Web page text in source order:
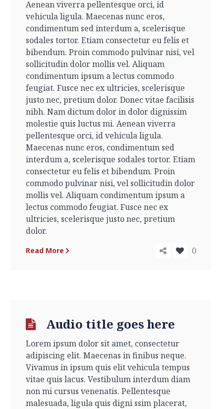
Aenean viverra pellentesque orci, id
vehicula ligula. Maecenas nunc eros,
condimentum sed interdum a, scelerisque
sodales tortor. Etiam consectetur eu felis et
bibendum. Proin commodo pulvinar nisi, vel
sollicitudin dolor mollis vel. Aliquam
condimentum ipsum a lectus commodo
feugiat. Fusce nec ex ultricies, scelerisque
justo nec, pretium dolor.Donec vitae facilisis
nibh. Nam dictum dolor in dolor dignissim
molestie quis luctus mi. Aenean viverra
pellentesque orci, id vehicula ligula.
Maecenas nunc eros, condimentum sed
interdum a, scelerisque sodales tortor. Etiam
consectetur eu felis et bibendum. Proin
commodo pulvinar nisi, vel sollicitudin dolor
mollis vel. Aliquam condimentum ipsum a
lectus commodo feugiat. Fusce nec ex
ultricies, scelerisque justo nec, pretium
dolor.
Read More 0
Audio title goes here
Lorem ipsum dolor sit amet, consectetur
adipiscing elit. Maecenas in finibus neque.
Vivamus in ipsum quis elit vehicula tempus
vitae quis lacus. Vestibulum interdum diam
non mi cursus venenatis. Pellentesque
malesuada, ligula quis digni ssim placerat,